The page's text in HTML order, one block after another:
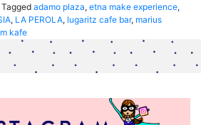
Tagged adamo plaza, etna make experience,
, LA PEROLA, lugaritz cafe bar, marius
kafe